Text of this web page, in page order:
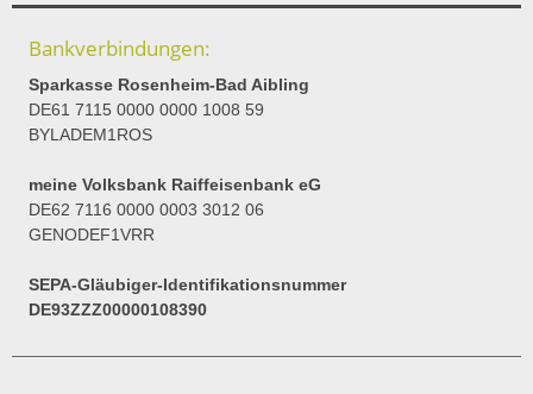
Bankverbindungen:
Sparkasse Rosenheim-Bad Aibling
DE61 7115 0000 0000 1008 59
BYLADEM1ROS
meine Volksbank Raiffeisenbank eG
DE62 7116 0000 0003 3012 06
GENODEF1VRR
SEPA-Gläubiger-Identifikationsnummer
DE93ZZZ00000108390